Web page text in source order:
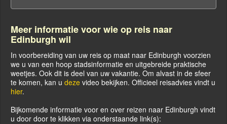
Meer informatie voor wie op reis naar
Edinburgh wil
In voorbereiding van uw reis op maat naar Edinburgh voorzien
we u van een hoop stadsinformatie en uitgebreide praktische
weetjes. Ook dit is deel van uw vakantie. Om alvast in de sfeer
te komen, kan u deze video bekijken. Officieel reisadvies vindt u
hier.
Bijkomende informatie voor en over reizen naar Edinburgh vindt
u door door te klikken via onderstaande link(s):